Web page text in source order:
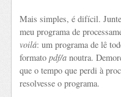
Mais simples, é difícil.
meu programa de
voilá: um programa de lê
formatopdf/a noutra.
que o tempo que perdi à
resolvesse o programa.